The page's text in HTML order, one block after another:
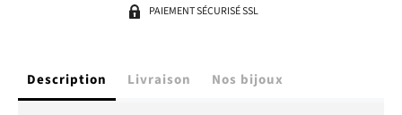
PAIEMENT SÉCURISÉ SSL
Description Livraison Nos bijoux